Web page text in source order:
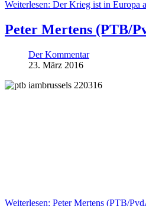
Weiterlesen: Der Krieg ist in Europa
Peter Mertens (PTB/
Der Kommentar
23. März 2016
Weiterlesen: Peter Mertens (PTB/